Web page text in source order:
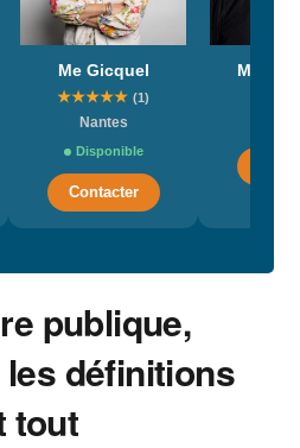
Me Gicquel
★★★★★ (1)
Nantes
Disponible
Contacter
Me
publique,
définitions
tout